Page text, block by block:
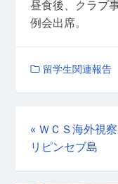
昼食後、クラブ
例会出席。
留学生関連報告
« ＷＣＳ海外視
リピンセブ島